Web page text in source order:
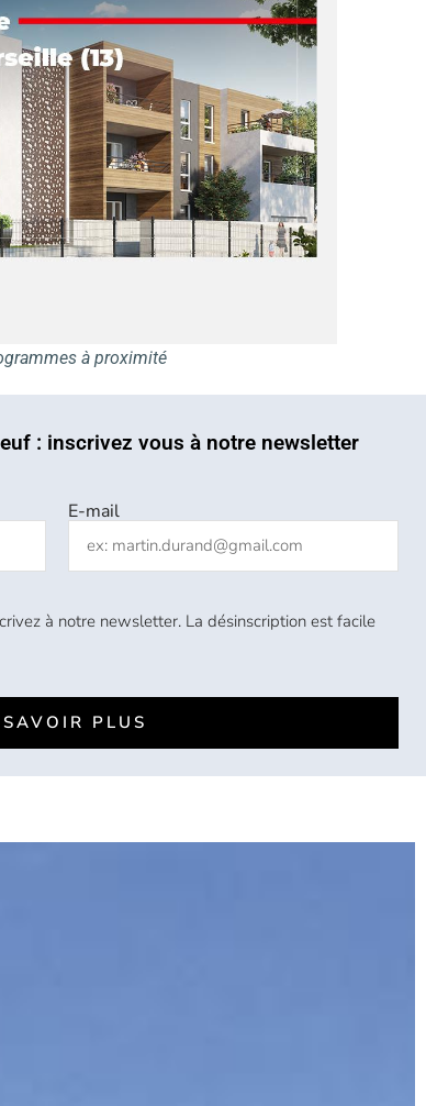
à proximité
: inscrivez vous à notre newsletter
E-mail
à notre newsletter. La désinscription est facile
PLUS